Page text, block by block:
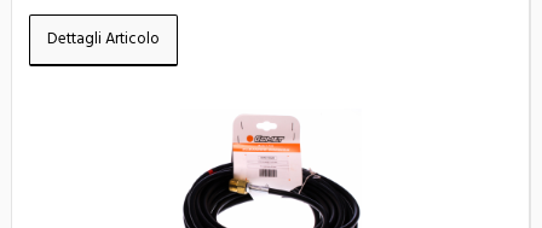
Dettagli Articolo